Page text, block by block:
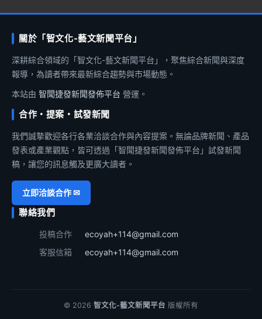
關於「智文化-藝文新聞平台」
深耕綜合領域的「智文化-藝文新聞平台」，聚焦綜合新聞與深度
報導，為讀者帶來最新綜合趨勢與市場動態。
本站由 智聞捷發新聞發佈平台 營運。
合作・提案・試發新聞
我們誠摯歡迎各行各業洽談合作與內容提案。無論品牌新聞、產品
發表或產業觀點，皆可透過「智聞捷發新聞發佈平台」試發新聞
稿，讓您的訊息觸及更廣大讀者。
立即洽談合作 ✉
聯絡我們
投稿合作
ecoyah+114@gmail.com
客服信箱
ecoyah+114@gmail.com
© 2026 智文化-藝文新聞平台 版權所有